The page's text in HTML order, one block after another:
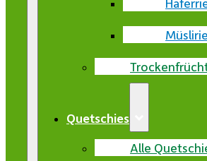
Quetschies
Alle